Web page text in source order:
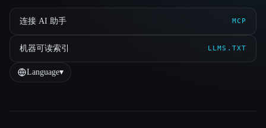
连接 AI 助手 MCP
机器可读索引 LLMS.TXT
Language▾